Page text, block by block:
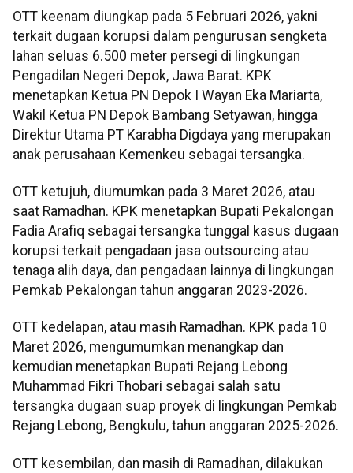
OTT keenam diungkap pada 5 Februari 2026, yakni
terkait dugaan korupsi dalam pengurusan sengketa
lahan seluas 6.500 meter persegi di lingkungan
Pengadilan Negeri Depok, Jawa Barat. KPK
menetapkan Ketua PN Depok I Wayan Eka Mariarta,
Wakil Ketua PN Depok Bambang Setyawan, hingga
Direktur Utama PT Karabha Digdaya yang merupakan
anak perusahaan Kemenkeu sebagai tersangka.
OTT ketujuh, diumumkan pada 3 Maret 2026, atau
saat Ramadhan. KPK menetapkan Bupati Pekalongan
Fadia Arafiq sebagai tersangka tunggal kasus dugaan
korupsi terkait pengadaan jasa outsourcing atau
tenaga alih daya, dan pengadaan lainnya di lingkungan
Pemkab Pekalongan tahun anggaran 2023-2026.
OTT kedelapan, atau masih Ramadhan. KPK pada 10
Maret 2026, mengumumkan menangkap dan
kemudian menetapkan Bupati Rejang Lebong
Muhammad Fikri Thobari sebagai salah satu
tersangka dugaan suap proyek di lingkungan Pemkab
Rejang Lebong, Bengkulu, tahun anggaran 2025-2026.
OTT kesembilan, dan masih di Ramadhan, dilakukan